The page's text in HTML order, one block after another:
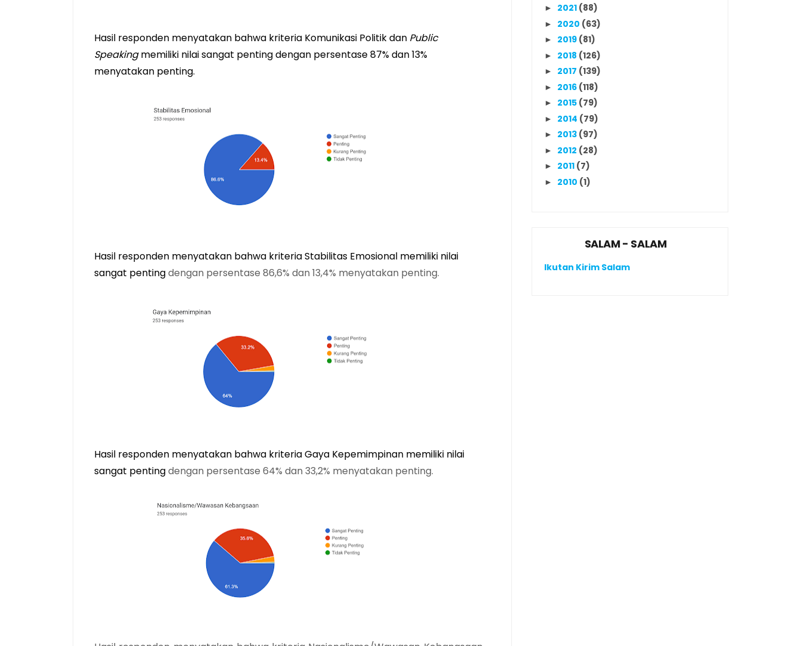
Hasil responden menyatakan bahwa kriteria Komunikasi Politik dan Public
Speaking memiliki nilai sangat penting dengan persentase 87% dan 13%
menyatakan penting.
Hasil responden menyatakan bahwa kriteria Stabilitas Emosional memiliki nilai
sangat penting dengan persentase 86,6% dan 13,4% menyatakan penting.
Hasil responden menyatakan bahwa kriteria Gaya Kepemimpinan memiliki nilai
sangat penting dengan persentase 64% dan 33,2% menyatakan penting.
► 2021 (88)
► 2020 (63)
► 2019 (81)
► 2018 (126)
► 2017 (139)
► 2016 (118)
► 2015 (79)
► 2014 (79)
► 2013 (97)
► 2012 (28)
► 2011 (7)
► 2010 (1)
SALAM - SALAM
Ikutan Kirim Salam